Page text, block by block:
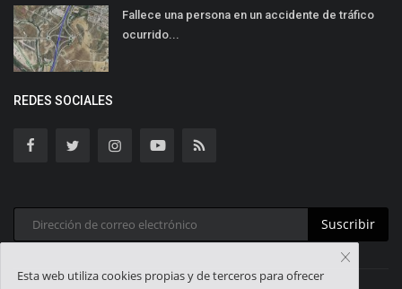
Fallece una persona en un accidente de tráfico
ocurrido...
REDES SOCIALES
Suscribir
Esta web utiliza cookies propias y de terceros para ofrecer